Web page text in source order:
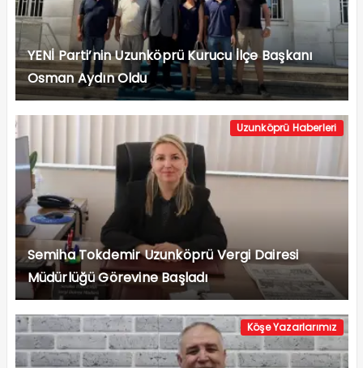
YENİ Parti’nin Uzunköprü Kurucu İlçe Başkanı
Osman Aydın Oldu
Uzunköprü Haberleri
Semiha Tokdemir Uzunköprü Vergi Dairesi
Müdürlüğü Görevine Başladı
Köşe Yazarlarımız